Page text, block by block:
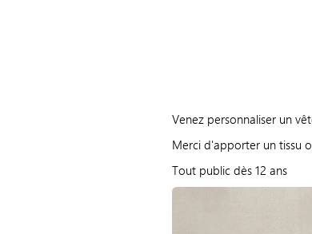
Venez personnaliser un
Merci d'apporter un tissu
Tout public dès 12 ans